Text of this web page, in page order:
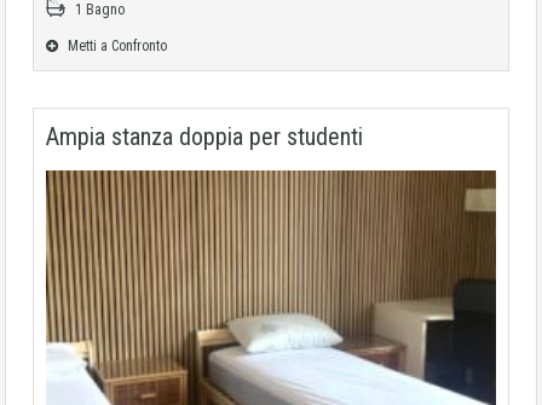
1 Bagno
Metti a Confronto
Ampia stanza doppia per studenti